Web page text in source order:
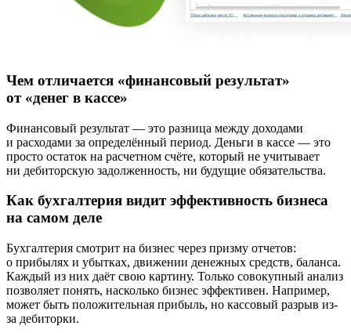
Чем отличается «финансовый результат»
от «денег в кассе»
Финансовый результат — это разница между доходами
и расходами за определённый период. Деньги в кассе — это
просто остаток на расчетном счёте, который не учитывает
ни дебиторскую задолженность, ни будущие обязательства.
Как бухгалтерия видит эффективность бизнеса
на самом деле
Бухгалтерия смотрит на бизнес через призму отчетов:
о прибылях и убытках, движении денежных средств, баланса.
Каждый из них даёт свою картину. Только совокупный анализ
позволяет понять, насколько бизнес эффективен. Например,
может быть положительная прибыль, но кассовый разрыв из-
за дебиторки.